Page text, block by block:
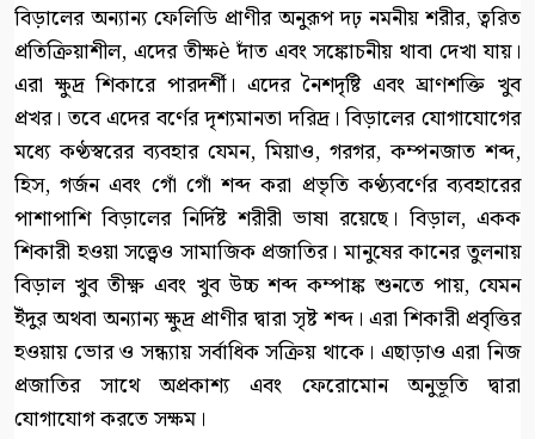
বিড়ালের অন্যান্য ফেলিডি প্রাণীর অনুরূপ দঢ় নমনীয় শরীর, ত্বরিত
প্রতিক্রিয়াশীল, এদের তীক্ষè দাঁত এবং সঙ্কোচনীয় থাবা দেখা যায়।
এরা ক্ষুদ্র শিকারে পারদর্শী। এদের নৈশদৃষ্টি এবং ঘ্রাণশক্তি খুব
প্রখর। তবে এদের বর্ণের দৃশ্যমানতা দরিদ্র। বিড়ালের যোগাযোগের
মধ্যে কণ্ঠস্বরের ব্যবহার যেমন, মিয়াও, গরগর, কম্পনজাত শব্দ,
হিস, গর্জন এবং গোঁ গোঁ শব্দ করা প্রভৃতি কণ্ঠ্যবর্ণের ব্যবহারের
পাশাপাশি বিড়ালের নির্দিষ্ট শরীরী ভাষা রয়েছে। বিড়াল, একক
শিকারী হওয়া সত্ত্বেও সামাজিক প্রজাতির। মানুষের কানের তুলনায়
বিড়াল খুব তীক্ষ্ণ এবং খুব উচ্চ শব্দ কম্পাঙ্ক শুনতে পায়, যেমন
ইঁদুর অথবা অন্যান্য ক্ষুদ্র প্রাণীর দ্বারা সৃষ্ট শব্দ। এরা শিকারী প্রবৃত্তির
হওয়ায় ভোর ও সন্ধ্যায় সর্বাধিক সক্রিয় থাকে। এছাড়াও এরা নিজ
প্রজাতির সাথে অপ্রকাশ্য এবং ফেরোমোন অনুভূতি দ্বারা
যোগাযোগ করতে সক্ষম।